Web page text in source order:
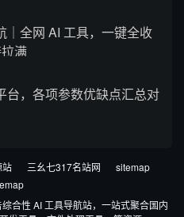
｜全网 AI 工具，一键全收
满
台，各项参数优缺点汇总对
三幺七317名站网
sitemap
合性 AI 工具导航站，一站式聚合国内